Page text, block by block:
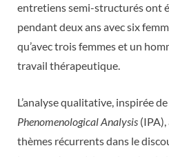
entretiens semi-structurés ont
pendant deux ans avec six
qu’avec trois femmes et un
travail thérapeutique.
L’analyse qualitative, inspirée de
Phenomenological Analysis
thèmes récurrents dans le